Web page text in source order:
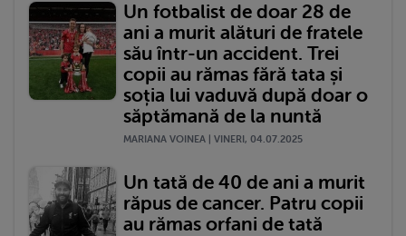
Un fotbalist de doar 28 de
ani a murit alături de fratele
său într-un accident. Trei
copii au rămas fără tata și
soția lui vaduvă după doar o
săptămană de la nuntă
MARIANA VOINEA | VINERI, 04.07.2025
Un tată de 40 de ani a murit
răpus de cancer. Patru copii
au rămas orfani de tată